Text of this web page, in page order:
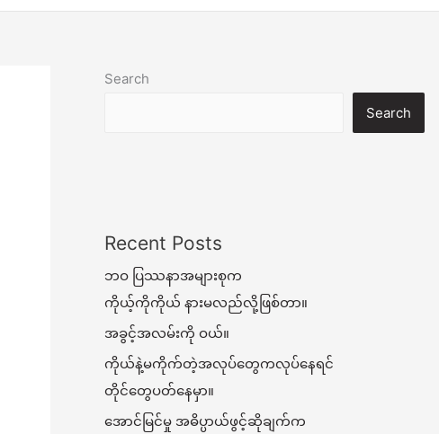
Search
Search
Recent Posts
ဘဝ ပြဿနာအများစုက
ကိုယ့်ကိုကိုယ် နားမလည်လို့ဖြစ်တာ။
အခွင့်အလမ်းကို ဝယ်။
ကိုယ်နဲ့မကိုက်တဲ့အလုပ်တွေကလုပ်နေရင်
တိုင်တွေပတ်နေမှာ။
အောင်မြင်မှု အဓိပ္ပာယ်ဖွင့်ဆိုချက်က